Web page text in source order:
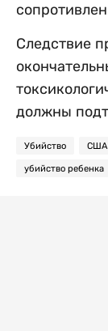
Следствие
должны
Убийство США
убийство ребенка